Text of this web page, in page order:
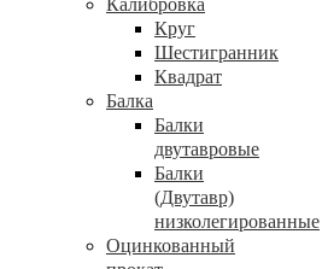
Калибровка
Круг
Шестигранник
Квадрат
Балка
Балки
двутавровые
Балки
(Двутавр)
низколегированные
Оцинкованный